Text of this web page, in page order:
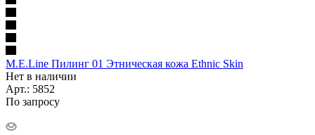
M.E.Line Пилинг 01 Этническая кожа Ethnic Skin
Нет в наличии
Арт.: 5852
По запросу